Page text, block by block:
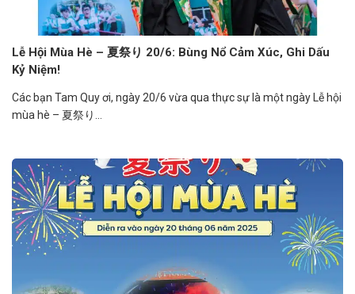
Lễ Hội Mùa Hè – 夏祭り 20/6: Bùng Nổ Cảm Xúc, Ghi Dấu
Kỷ Niệm!
Các bạn Tam Quy ơi, ngày 20/6 vừa qua thực sự là một ngày Lễ hội
mùa hè – 夏祭り...